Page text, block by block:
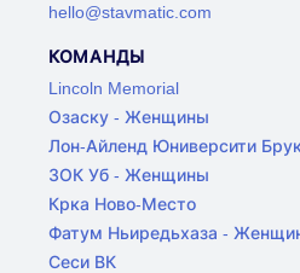
hello@stavmatic.com
КОМАНДЫ
Lincoln Memorial
Озаску - Женщины
Лон-Айленд Юниверсити
ЗОК Уб - Женщины
Крка Ново-Место
Фатум Ньиредьхаза -
Сеси ВК